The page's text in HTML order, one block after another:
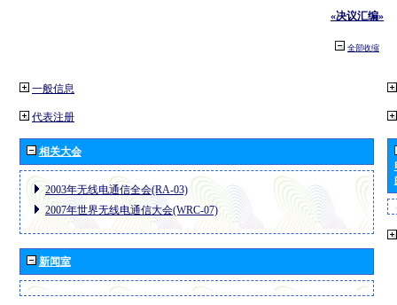
«决议汇编»
全部收缩
一般信息
代表注册
相关大会
2003年无线电通信全会(RA-03)
2007年世界无线电通信大会(WRC-07)
新闻室